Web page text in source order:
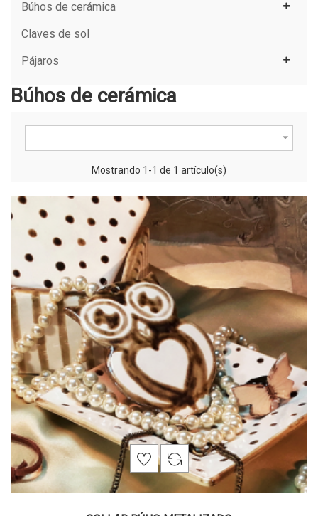
Búhos de cerámica
Claves de sol
Pájaros
Búhos de cerámica

Mostrando 1-1 de 1 artículo(s)